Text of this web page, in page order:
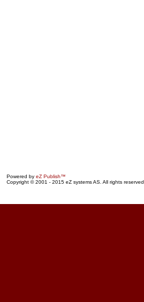
Powered by eZ Publish™
Copyright © 2001 - 2015 eZ systems AS. All rights reserved.